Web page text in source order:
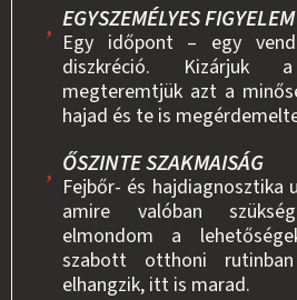
EGYSZEMÉLYES FIGYELEM
Egy időpont – egy
diszkréció. Kizárjuk
megteremtjük azt a
hajad és te is
ŐSZINTE SZAKMAISÁG
Fejbőr- és hajdiagnosztika
amire valóban
elmondom a
szabott otthoni
elhangzik, itt is marad.